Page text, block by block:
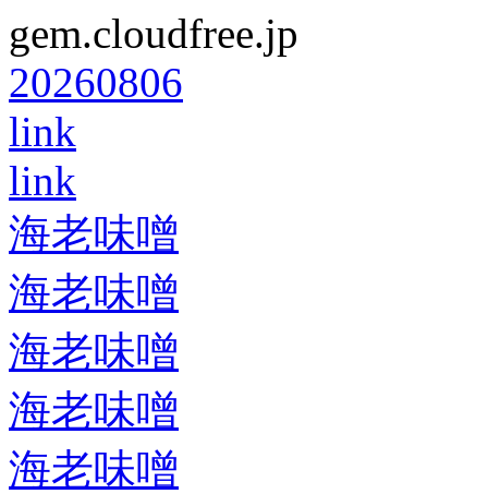
gem.cloudfree.jp
20260806
link
link
海老味噌
海老味噌
海老味噌
海老味噌
海老味噌